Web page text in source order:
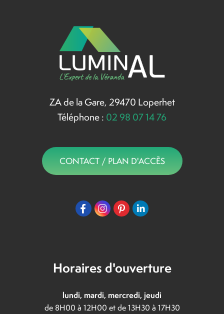
ZA de la Gare, 29470 Loperhet
Téléphone : 02 98 07 14 76
CONTACT / PLAN D'ACCÈS
Horaires d'ouverture
lundi, mardi, mercredi, jeudi
de 8H00 à 12H00 et de 13H30 à 17H30